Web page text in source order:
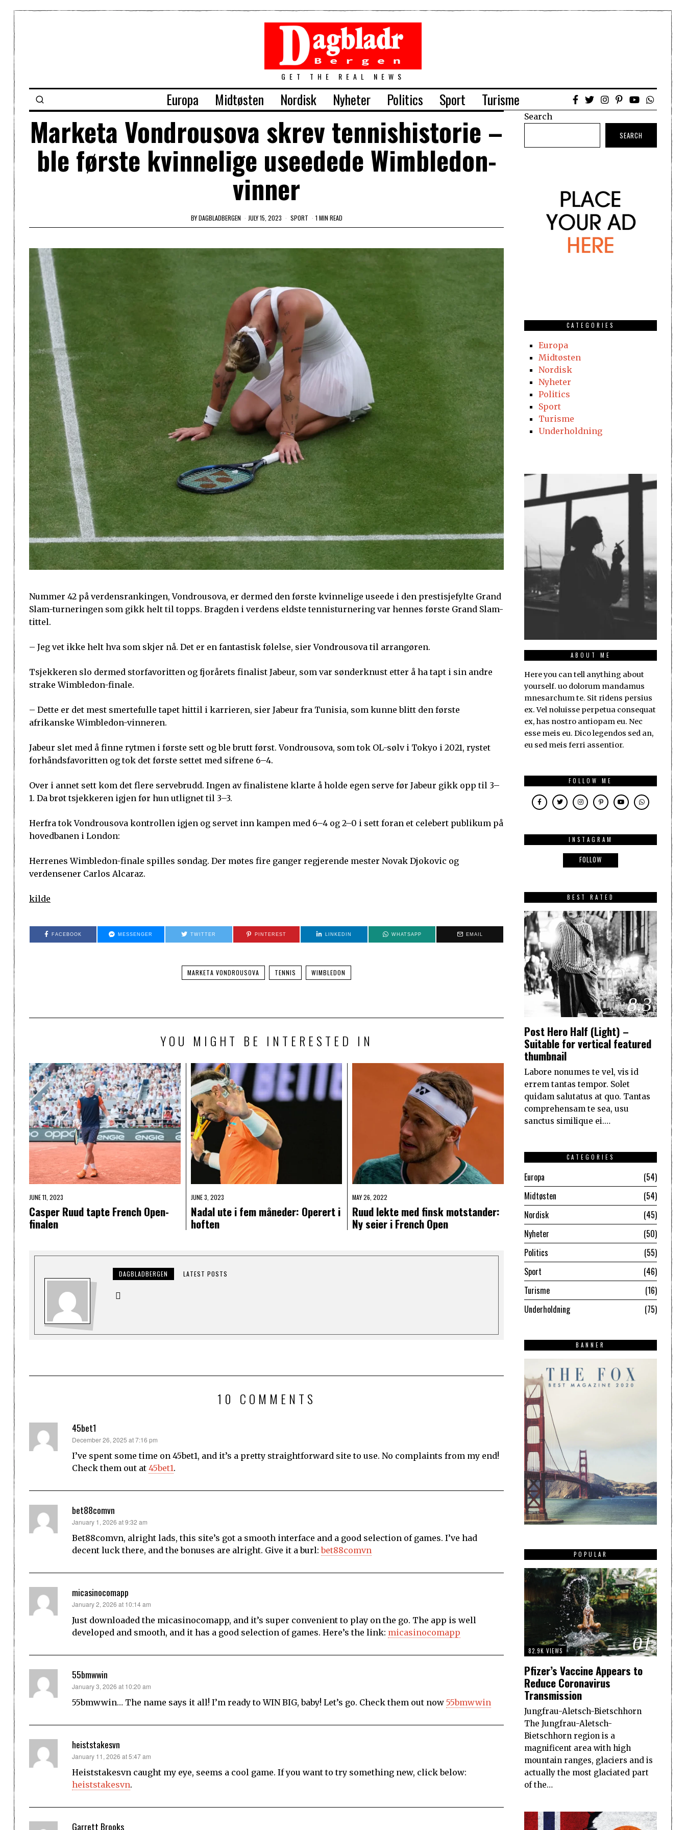
GET THE REAL NEWS
Europa Midtøsten Nordisk Nyheter Politics Sport Turisme
Marketa Vondrousova skrev tennishistorie –
ble første kvinnelige useedede Wimbledon-
vinner
BYDAGBLADBERGEN JULY 15, 2023 SPORT 1 MIN READ
Nummer 42 på verdensrankingen, Vondrousova, er dermed den første kvinnelige useede i den prestisjefylte Grand
Slam-turneringen som gikk helt til topps. Bragden i verdens eldste tennisturnering var hennes første Grand Slam-
tittel.
– Jeg vet ikke helt hva som skjer nå. Det er en fantastisk følelse, sier Vondrousova til arrangøren.
Tsjekkeren slo dermed storfavoritten og fjorårets finalist Jabeur, som var sønderknust etter å ha tapt i sin andre
strake Wimbledon-finale.
– Dette er det mest smertefulle tapet hittil i karrieren, sier Jabeur fra Tunisia, som kunne blitt den første
afrikanske Wimbledon-vinneren.
Jabeur slet med å finne rytmen i første sett og ble brutt først. Vondrousova, som tok OL-sølv i Tokyo i 2021, rystet
forhåndsfavoritten og tok det første settet med sifrene 6–4.
Over i annet sett kom det flere servebrudd. Ingen av finalistene klarte å holde egen serve før Jabeur gikk opp til 3–
1. Da brøt tsjekkeren igjen før hun utlignet til 3–3.
Herfra tok Vondrousova kontrollen igjen og servet inn kampen med 6–4 og 2–0 i sett foran et celebert publikum på
hovedbanen i London:
Herrenes Wimbledon-finale spilles søndag. Der møtes fire ganger regjerende mester Novak Djokovic og
verdensener Carlos Alcaraz.
kilde
FACEBOOK MESSENGER TWITTER PINTEREST LINKEDIN WHATSAPP EMAIL
MARKETA VONDROUSOVA TENNIS WIMBLEDON
YOU MIGHT BE INTERESTED IN
JUNE 11, 2023
Casper Ruud tapte French Open-
finalen
JUNE 3, 2023
Nadal ute i fem måneder: Operert i
hoften
MAY 26, 2022
Ruud lekte med finsk motstander:
Ny seier i French Open
DAGBLADBERGEN LATEST POSTS
10 COMMENTS
45bet1
says:
December 26, 2025 at 7:16 pm
I’ve spent some time on 45bet1, and it’s a pretty straightforward site to use. No complaints from my end!
Check them out at 45bet1.
bet88comvn
says:
January 1, 2026 at 9:32 am
Bet88comvn, alright lads, this site’s got a smooth interface and a good selection of games. I’ve had
decent luck there, and the bonuses are alright. Give it a burl:bet88comvn
micasinocomapp
says:
January 2, 2026 at 10:14 am
Just downloaded the micasinocomapp, and it’s super convenient to play on the go. The app is well
developed and smooth, and it has a good selection of games. Here’s the link: micasinocomapp
55bmwwin
says:
January 3, 2026 at 10:20 am
55bmwwin… The name says it all! I’m ready to WIN BIG, baby! Let’s go. Check them out now 55bmwwin
heiststakesvn
says:
January 11, 2026 at 5:47 am
Heiststakesvn caught my eye, seems a cool game. If you want to try something new, click below:
heiststakesvn.
Garrett Brooks
Search
SEARCH
CATEGORIES
Europa
Midtøsten
Nordisk
Nyheter
Politics
Sport
Turisme
Underholdning
ABOUT ME
Here you can tell anything about
yourself. uo dolorum mandamus
mnesarchum te. Sit ridens persius
ex. Vel noluisse perpetua consequat
ex, has nostro antiopam eu. Nec
esse meis eu. Dico legendos sed an,
eu sed meis ferri assentior.
FOLLOW ME
INSTAGRAM
FOLLOW
BEST RATED
8.3
Post Hero Half (Light) –
Suitable for vertical featured
thumbnail
Labore nonumes te vel, vis id
errem tantas tempor. Solet
quidam salutatus at quo. Tantas
comprehensam te sea, usu
sanctus similique ei.…
CATEGORIES
Europa
54
Midtøsten
54
Nordisk
45
Nyheter
50
Politics
55
Sport
46
Turisme
16
Underholdning
75
BANNER
POPULAR
01
82.9K VIEWS
Pfizer’s Vaccine Appears to
Reduce Coronavirus
Transmission
Jungfrau-Aletsch-Bietschhorn
The Jungfrau-Aletsch-
Bietschhorn region is a
magnificent area with high
mountain ranges, glaciers and is
actually the most glaciated part
of the…